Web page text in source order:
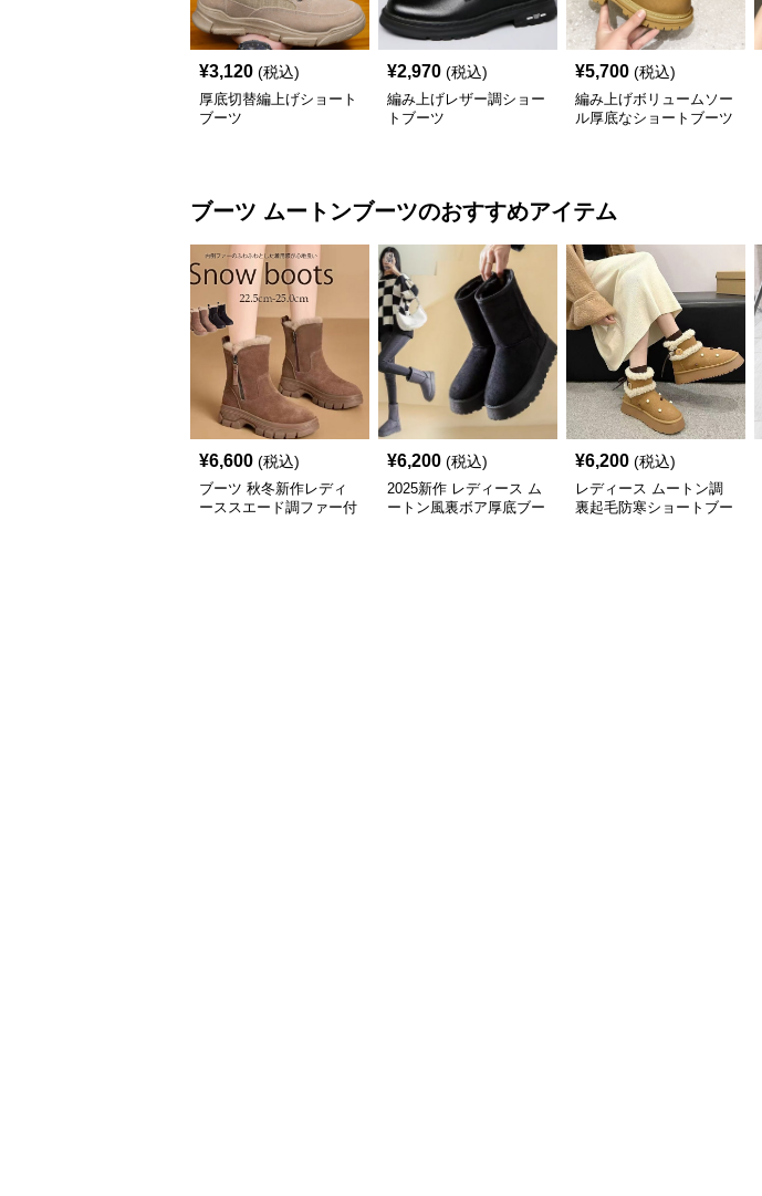
¥3,120 (税込)
厚底切替編上げショート
ブーツ
¥2,970 (税込)
編み上げレザー調ショー
トブーツ
¥5,700 (税込)
編み上げボリュームソー
ル厚底なショートブーツ
ブーツ ムートンブーツのおすすめアイテム
¥6,600 (税込)
ブーツ 秋冬新作レディ
ーススエード調ファー付
¥6,200 (税込)
2025新作 レディース ム
ートン風裏ボア厚底ブー
¥6,200 (税込)
レディース ムートン調
裏起毛防寒ショートブー